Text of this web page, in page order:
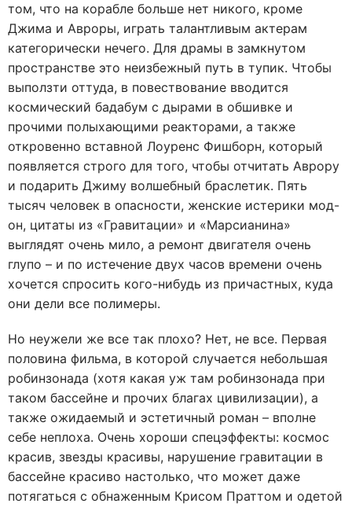
том, что на корабле больше нет никого, кроме
Джима и Авроры, играть талантливым актерам
категорически нечего. Для драмы в замкнутом
пространстве это неизбежный путь в тупик. Чтобы
выползти оттуда, в повествование вводится
космический бадабум с дырами в обшивке и
прочими полыхающими реакторами, а также
откровенно вставной Лоуренс Фишборн, который
появляется строго для того, чтобы отчитать Аврору
и подарить Джиму волшебный браслетик. Пять
тысяч человек в опасности, женские истерики мод-
он, цитаты из «Гравитации» и «Марсианина»
выглядят очень мило, а ремонт двигателя очень
глупо – и по истечение двух часов времени очень
хочется спросить кого-нибудь из причастных, куда
они дели все полимеры.
Но неужели же все так плохо? Нет, не все. Первая
половина фильма, в которой случается небольшая
робинзонада (хотя какая уж там робинзонада при
таком бассейне и прочих благах цивилизации), а
также ожидаемый и эстетичный роман – вполне
себе неплоха. Очень хороши спецэффекты: космос
красив, звезды красивы, нарушение гравитации в
бассейне красиво настолько, что может даже
потягаться с обнаженным Крисом Праттом и одетой